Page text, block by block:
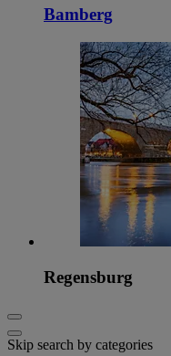
Bamberg
Regensburg
Skip search by categories